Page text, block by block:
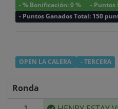
- % Bonificación: 0 %
- Puntos
- Puntos Ganados Total: 150
OPEN LA CALERA - TERCERA
Ronda